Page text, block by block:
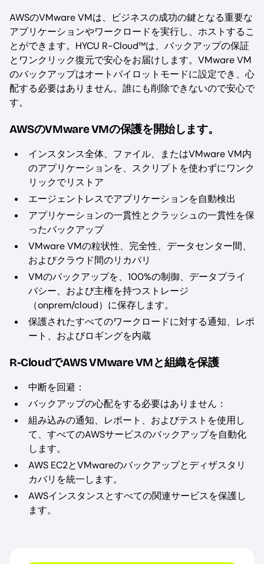
AWSのVMware VMは、ビジネスの成功の鍵となる重要な
アプリケーションやワークロードを実行し、ホストするこ
とができます。HYCU R-Cloud™は、バックアップの保証
とワンクリック復元で安心をお届けします。VMware VM
のバックアップはオートパイロットモードに設定でき、心
配する必要はありません。誰にも削除できないので安心で
す。
AWSのVMware VMの保護を開始します。
インスタンス全体、ファイル、またはVMware VM内
のアプリケーションを、スクリプトを使わずにワンク
リックでリストア
エージェントレスでアプリケーションを自動検出
アプリケーションの一貫性とクラッシュの一貫性を保
ったバックアップ
VMware VMの粒状性、完全性、データセンター間、
およびクラウド間のリカバリ
VMのバックアップを、100%の制御、データプライ
バシー、および主権を持つストレージ
（onprem/cloud）に保存します。
保護されたすべてのワークロードに対する通知、レポ
ート、およびロギングを内蔵
R-CloudでAWS VMware VMと組織を保護
中断を回避：
バックアップの心配をする必要はありません：
組み込みの通知、レポート、およびテストを使用し
て、すべてのAWSサービスのバックアップを自動化
します。
AWS EC2とVMwareのバックアップとディザスタリ
カバリを統一します。
AWSインスタンスとすべての関連サービスを保護し
ます。